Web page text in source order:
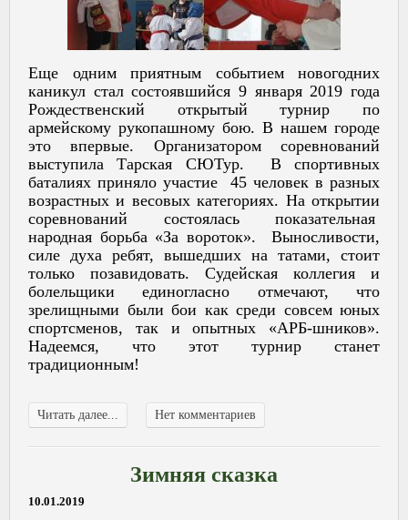
Еще одним приятным событием новогодних
каникул стал состоявшийся 9 января 2019 года
Рождественский открытый турнир по
армейскому рукопашному бою. В нашем городе
это впервые. Организатором соревнований
выступила Тарская СЮТур. В спортивных
баталиях приняло участие 45 человек в разных
возрастных и весовых категориях. На открытии
соревнований состоялась показательная
народная борьба «За вороток». Выносливости,
силе духа ребят, вышедших на татами, стоит
только позавидовать. Судейская коллегия и
болельщики единогласно отмечают, что
зрелищными были бои как среди совсем юных
спортсменов, так и опытных «АРБ-шников».
Надеемся, что этот турнир станет
традиционным!
Читать далее... Нет комментариев
Зимняя сказка
10.01.2019